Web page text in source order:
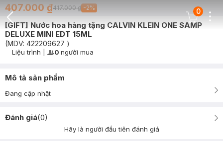
Back Icon
Cart Icon
0
407.000 ₫417.000 ₫ -2%
[GIFT] Nước hoa hàng tặng CALVIN KLEIN ONE SAMP
DELUXE MINI EDT 15ML
(MDV: 422209627 )
Timer Gray Icon
Liệu trình User Product Icon
0 người mua
Mô tả sản phẩm
Đang cập nhật
Đánh giá(0)
Hãy là người đầu tiên đánh giá